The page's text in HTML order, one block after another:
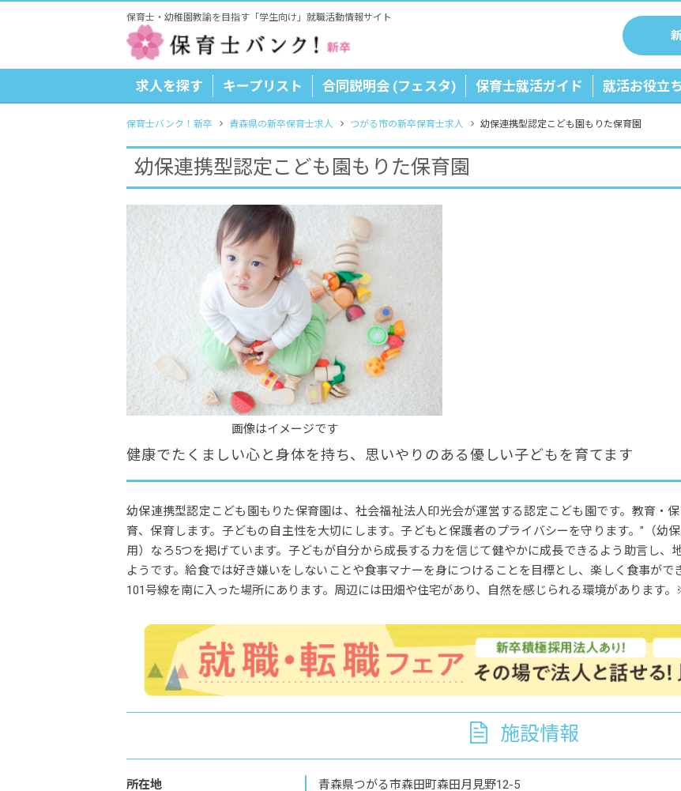
保育士・幼稚園教諭を目指す「学生向け」就職活動情報サイト
求人を探す キープリスト 合同説明会 (フェスタ) 保育士就活ガイド 就活お役立
保育士バンク！新卒 青森県の新卒保育士求人 つがる市の新卒保育士求人 幼保連携型認定こども園もりた保育園
幼保連携型認定こども園もりた保育園
画像はイメージです
健康でたくましい心と身体を持ち、思いやりのある優しい子どもを育てます
幼保連携型認定こども園もりた保育園は、社会福祉法人印光会が運営する認定こども園です。教育・
育、保育します。子どもの自主性を大切にします。子どもと保護者のプライバシーを守ります。"（幼
用）なろ5つを掲げています。子どもが自分から成長する力を信じて健やかに成長できるよう助言し、
ようです。給食では好き嫌いをしないことや食事マナーを身につけることを目標とし、楽しく食事が
101号線を南に入った場所にあります。周辺には田畑や住宅があり、自然を感じられる環境があります
施設情報
所在地
青森県つがる市森田町森田月見野12-5